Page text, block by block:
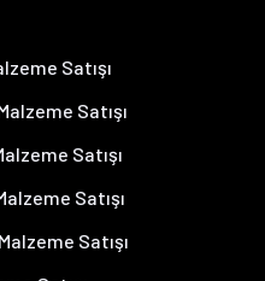
Satışı
Satışı
Satışı
Satışı
Satışı